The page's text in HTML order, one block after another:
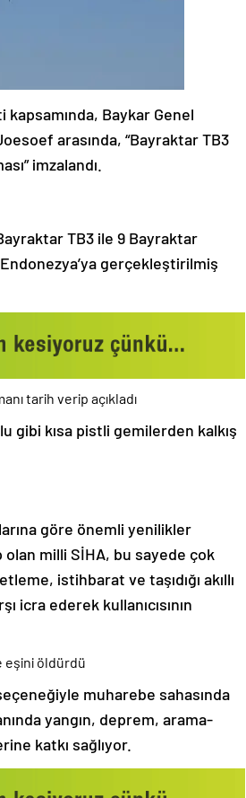
kapsamında, Baykar Genel
arasında, “Bayraktar TB3
imzalandı.
TB3 ile 9 Bayraktar
gerçekleştirilmiş
tarih verip açıkladı
gibi kısa pistli gemilerden kalkış
göre önemli yenilikler
olan milli SİHA, bu sayede çok
istihbarat ve taşıdığı akıllı
icra ederek kullanıcısının
eşini öldürdü
muharebe sahasında
yangın, deprem, arama-
katkı sağlıyor.